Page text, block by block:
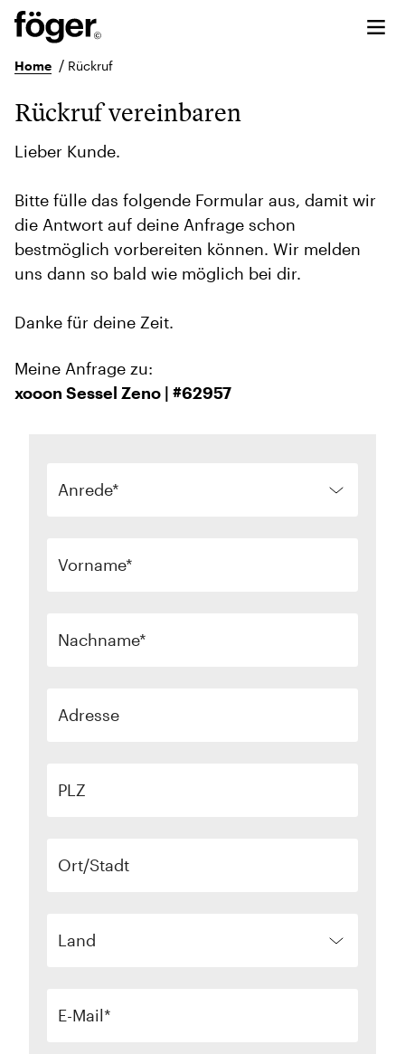
Home / Rückruf
Rückruf vereinbaren
Lieber Kunde.
Bitte fülle das folgende Formular aus, damit wir
die Antwort auf deine Anfrage schon
bestmöglich vorbereiten können. Wir melden
uns dann so bald wie möglich bei dir.
Danke für deine Zeit.
Meine Anfrage zu:
xooon Sessel Zeno | #62957
Anrede
Vorname
Nachname
Adresse
PLZ
Ort/Stadt
Land
E-Mail